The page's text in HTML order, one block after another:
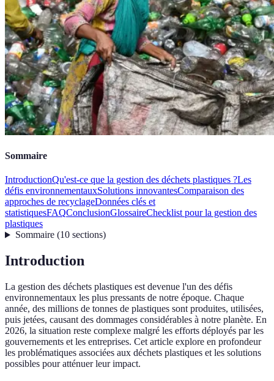
Sommaire
IntroductionQu'est-ce que la gestion des déchets plastiques ?Les
défis environnementauxSolutions innovantesComparaison des
approches de recyclageDonnées clés et
statistiquesFAQConclusionGlossaireChecklist pour la gestion des
plastiques
Sommaire(10 sections)
Introduction
La gestion des déchets plastiques est devenue l'un des défis
environnementaux les plus pressants de notre époque. Chaque
année, des millions de tonnes de plastiques sont produites, utilisées,
puis jetées, causant des dommages considérables à notre planète. En
2026, la situation reste complexe malgré les efforts déployés par les
gouvernements et les entreprises. Cet article explore en profondeur
les problématiques associées aux déchets plastiques et les solutions
possibles pour atténuer leur impact.